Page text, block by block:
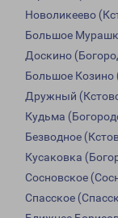
Новоликеево
Большое
Доскино
Большое Козино
Дружный
Кудьма
Безводное
Кусаковка
Сосновское
Спасское